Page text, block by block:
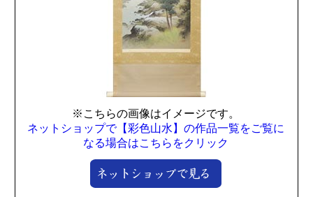
※こちらの画像はイメージです。
ネットショップで【彩色山水】の作品一覧をご覧に
なる場合はこちらをクリック